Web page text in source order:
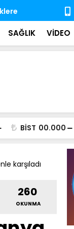
MSB:
almaya
SAĞLIK VİDEO
BİST 00.000
karşıladı
260
OKUNMA